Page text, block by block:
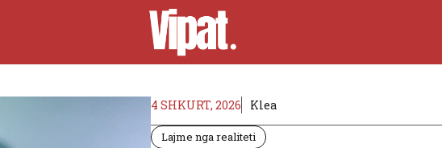
4 SHKURT, 2026 Klea
Lajme nga realiteti